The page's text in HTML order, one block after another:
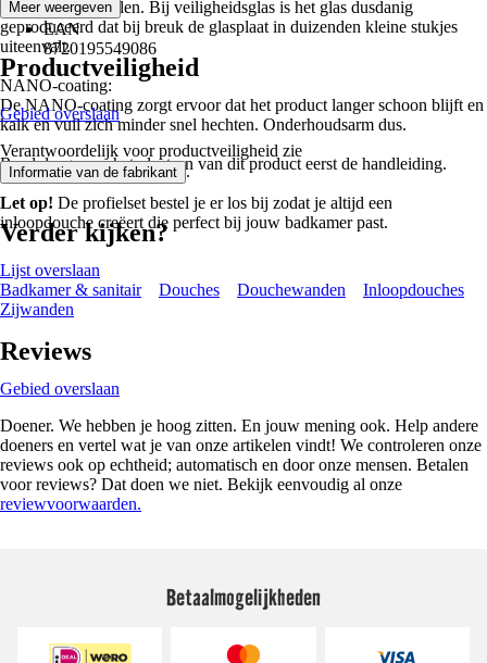
Geen
EAN
8720195549086
stukken uiteenvallen. Bij veiligheidsglas is het glas dusdanig
geproduceerd dat bij breuk de glasplaat in duizenden kleine stukjes
uiteenvalt.
NANO-coating:
De NANO-coating zorgt ervoor dat het product langer schoon blijft en
kalk en vuil zich minder snel hechten. Onderhoudsarm dus.
Raadpleeg voor het plaatsen van dit product eerst de handleiding.
Let op! De profielset bestel je er los bij zodat je altijd een
inloopdouche creëert die perfect bij jouw badkamer past.
Meer weergeven
Productveiligheid
Gebied overslaan
Verantwoordelijk voor productveiligheid zie
Informatie van de fabrikant .
Verder kijken?
Lijst overslaan
Badkamer & sanitair
Douches Douchewanden
Inloopdouches
Zijwanden
Reviews
Gebied overslaan
Doener. We hebben je hoog zitten. En jouw mening ook. Help andere
doeners en vertel wat je van onze artikelen vindt! We controleren onze
reviews ook op echtheid; automatisch en door onze mensen. Betalen
voor reviews? Dat doen we niet. Bekijk eenvoudig al onze
reviewvoorwaarden.
Betaalmogelijkheden